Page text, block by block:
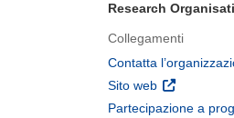
Research
Collegamenti
Contatta
Sito web (si apre in
Partecipazione a